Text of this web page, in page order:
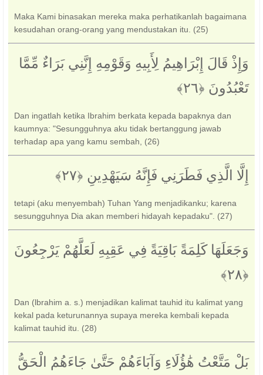
Maka Kami binasakan mereka maka perhatikanlah bagaimana
kesudahan orang-orang yang mendustakan itu. (25)
وَإِذْ قَالَ إِبْرَاهِيمُ لِأَبِيهِ وَقَوْمِهِ إِنَّنِي بَرَاءٌ مِّمَّا
تَعْبُدُونَ ‎﴿٢٦﴾‏
Dan ingatlah ketika Ibrahim berkata kepada bapaknya dan
kaumnya: "Sesungguhnya aku tidak bertanggung jawab
terhadap apa yang kamu sembah, (26)
إِلَّا الَّذِي فَطَرَنِي فَإِنَّهُ سَيَهْدِينِ ‎﴿٢٧﴾‏
tetapi (aku menyembah) Tuhan Yang menjadikanku; karena
sesungguhnya Dia akan memberi hidayah kepadaku". (27)
وَجَعَلَهَا كَلِمَةً بَاقِيَةً فِي عَقِبِهِ لَعَلَّهُمْ يَرْجِعُونَ
Dan (lbrahim a. s.) menjadikan kalimat tauhid itu kalimat yang
kekal pada keturunannya supaya mereka kembali kepada
kalimat tauhid itu. (28)
بَلْ مَتَّعْتُ هَٰؤُلَاءِ وَآبَاءَهُمْ حَتَّىٰ جَاءَهُمُ الْحَقُّ